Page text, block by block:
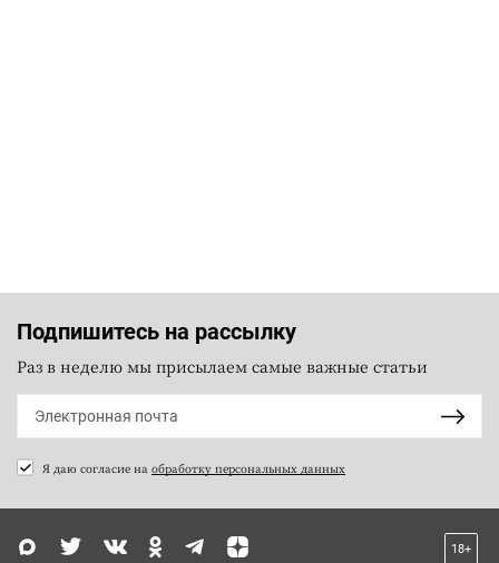
Подпишитесь на рассылку
Раз в неделю мы присылаем самые важные статьи
Я даю согласие на обработку персональных данных
18+